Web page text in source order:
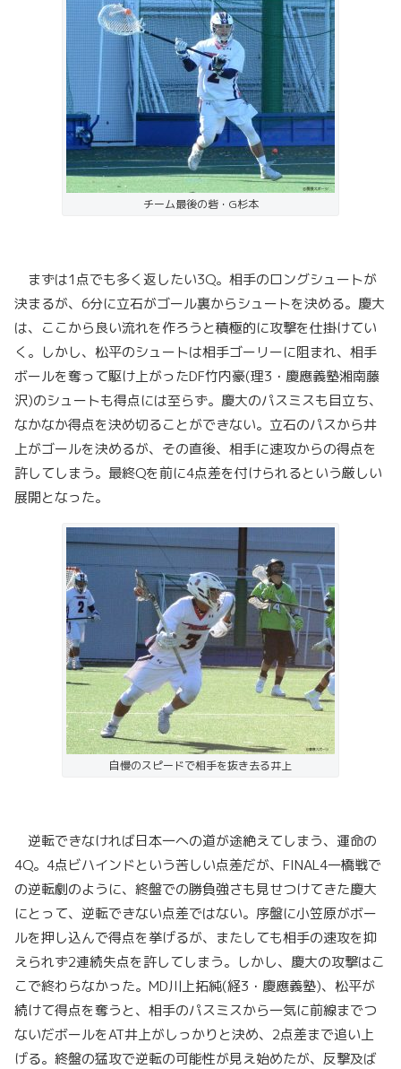
チーム最後の砦・G杉本
まずは1点でも多く返したい3Q。相手のロングシュートが
決まるが、6分に立石がゴール裏からシュートを決める。慶大
は、ここから良い流れを作ろうと積極的に攻撃を仕掛けてい
く。しかし、松平のシュートは相手ゴーリーに阻まれ、相手
ボールを奪って駆け上がったDF竹内豪(理3・慶應義塾湘南藤
沢)のシュートも得点には至らず。慶大のパスミスも目立ち、
なかなか得点を決め切ることができない。立石のパスから井
上がゴールを決めるが、その直後、相手に速攻からの得点を
許してしまう。最終Qを前に4点差を付けられるという厳しい
展開となった。
自慢のスピードで相手を抜き去る井上
逆転できなければ日本一への道が途絶えてしまう、運命の
4Q。4点ビハインドという苦しい点差だが、FINAL4一橋戦で
の逆転劇のように、終盤での勝負強さも見せつけてきた慶大
にとって、逆転できない点差ではない。序盤に小笠原がボー
ルを押し込んで得点を挙げるが、またしても相手の速攻を抑
えられず2連続失点を許してしまう。しかし、慶大の攻撃はこ
こで終わらなかった。MD川上拓純(経3・慶應義塾)、松平が
続けて得点を奪うと、相手のパスミスから一気に前線までつ
ないだボールをAT井上がしっかりと決め、2点差まで追い上
げる。終盤の猛攻で逆転の可能性が見え始めたが、反撃及ば